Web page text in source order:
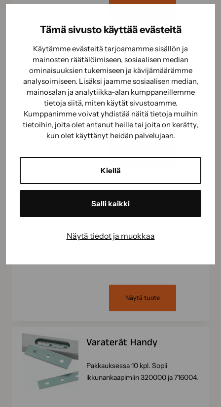
Tämä sivusto käyttää evästeitä
Käytämme evästeitä tarjoamamme sisällön ja
mainosten räätälöimiseen, sosiaalisen median
ominaisuuksien tukemiseen ja kävijämäärämme
analysoimiseen. Lisäksi jaamme sosiaalisen median,
mainosalan ja analytiikka-alan kumppaneillemme
tietoja siitä, miten käytät sivustoamme.
Kumppanimme voivat yhdistää näitä tietoja muihin
tietoihin, joita olet antanut heille tai joita on kerätty,
kun olet käyttänyt heidän palvelujaan.
Kiellä
Salli kaikki
Näytä tiedot ja muokkaa
Varaterä Habo
maalikaapimeen
Käännettävä ja vaihdettava
kovametalliterä. 1 kpl/pak.
Varaterä ikkunankaavin
Habo
Leveys 38mm. Pakkauksessa 10 kpl.
Näytä tuote
Varaterät Handy
Pakkauksessa 10 kpl. Sopii
ikkunankaapimiin 320000 ja 716004.